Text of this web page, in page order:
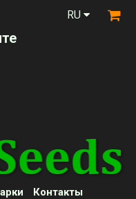
RU
Контакты